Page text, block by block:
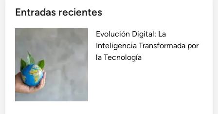
Entradas recientes
Evolución Digital: La
Inteligencia Transformada por
la Tecnología